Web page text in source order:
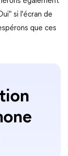
si l'écran de
que ces